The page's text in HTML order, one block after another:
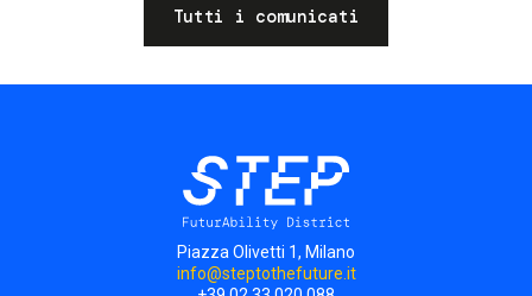
Tutti i comunicati
Piazza Olivetti 1, Milano
info@steptothefuture.it